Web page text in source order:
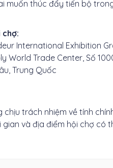
muốn thúc đẩy tiến bộ
International Exhibition
World Trade Center, Số
Trung Quốc
chịu trách nhiệm về tính
gian và địa điểm hội chợ